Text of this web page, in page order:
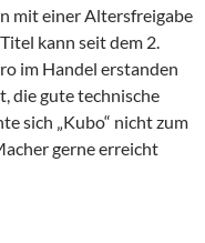
mit einer Altersfreigabe
kann seit dem 2.
im Handel erstanden
die gute technische
sich „Kubo“ nicht zum
gerne erreicht